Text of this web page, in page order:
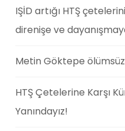
IŞİD artığı HTŞ
direnişe ve
Metin Göktepe
HTŞ Çetelerine Karşı
Yanındayız!